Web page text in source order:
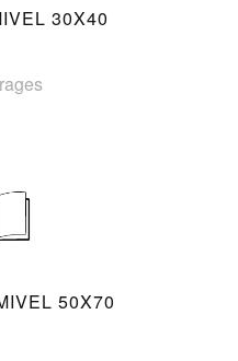
30X40
50X70